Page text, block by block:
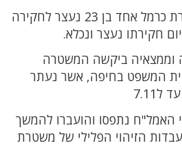
החשוד ברכב תושב טירת כרמל אחד בן 23 נעצר לחקירה
חקירתו נעצר ונכלא.
וממצאיה ביקשה המשטרה
המשפט בחיפה, אשר נעתר
האמל"ח נתפסו והועברו להמשך
הזיהוי הפלילי של משטרת